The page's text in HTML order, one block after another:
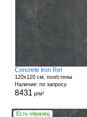
Concrete Iron Ret
120x120 см, пол/стены
Наличие: по запросу
8431 р/м²
Есть образец